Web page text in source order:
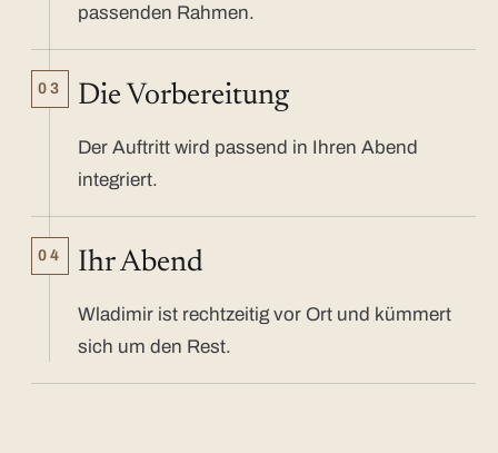
passenden Rahmen.
03 Die Vorbereitung
Der Auftritt wird passend in Ihren Abend
integriert.
04 Ihr Abend
Wladimir ist rechtzeitig vor Ort und kümmert
sich um den Rest.